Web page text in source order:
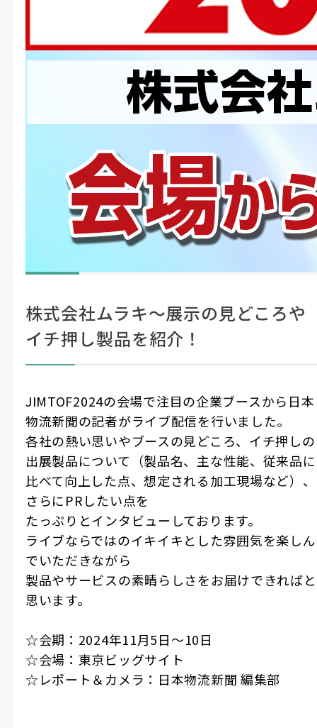
ダ、AWCワーククランプシス
テム
2024/11/11 10:46 更新日時 2024/11/14 09:19
#LIVE・展示会レポ #製造・機械加工
ここに
JIMTOF2024の会場からライブ配信！
見どころやイチ押し製品の紹介をたっ
株式会社ムラキ〜展示の見どころや
イチ押し製品を紹介！
JIMTOF2024の会場で注目の企業ブースから日本
物流新聞の記者がライブ配信を行いました。
各社の熱い思いやブースの見どころ、イチ押しの
出展製品について（製品名、主な性能、従来品に
比べて向上した点、想定される加工現場など）、
さらにPRしたい点を
たっぷりとインタビューしております。
ライブならではのイキイキとした雰囲気を楽しん
でいただきながら
製品やサービスの素晴らしさをお届けできればと
思います。
☆会期：2024年11月5日〜10日
☆会場：東京ビッグサイト
☆レポート＆カメラ：日本物流新聞 編集部